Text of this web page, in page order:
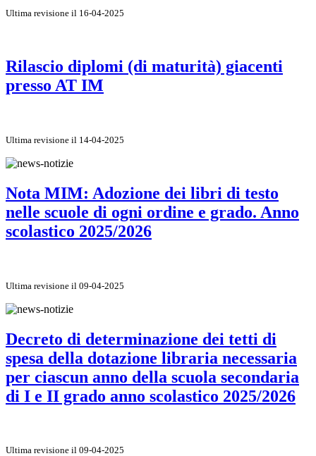
Ultima revisione il 16-04-2025
Rilascio diplomi (di maturità) giacenti
presso AT IM
Ultima revisione il 14-04-2025
Nota MIM: Adozione dei libri di testo
nelle scuole di ogni ordine e grado. Anno
scolastico 2025/2026
Ultima revisione il 09-04-2025
Decreto di determinazione dei tetti di
spesa della dotazione libraria necessaria
per ciascun anno della scuola secondaria
di I e II grado anno scolastico 2025/2026
Ultima revisione il 09-04-2025